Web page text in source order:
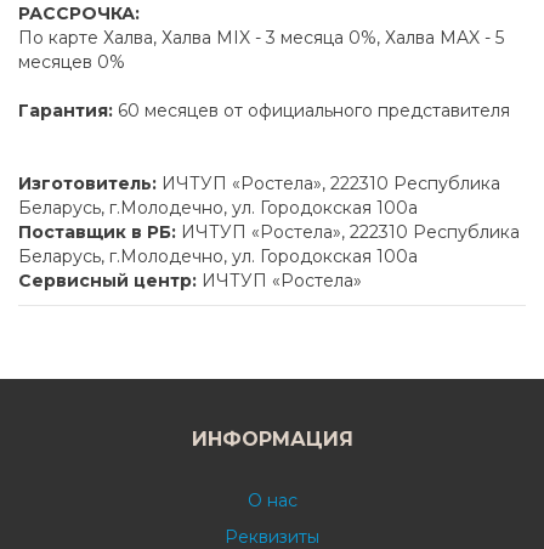
РАССРОЧКА:
По карте Халва, Халва MIX - 3 месяца 0%, Халва MAX - 5
месяцев 0%
Гарантия: 60 месяцев от официального представителя
Изготовитель: ИЧТУП «Ростела», 222310 Республика
Беларусь, г.Молодечно, ул. Городокская 100а
Поставщик в РБ: ИЧТУП «Ростела», 222310 Республика
Беларусь, г.Молодечно, ул. Городокская 100а
Сервисный центр: ИЧТУП «Ростела»
ИНФОРМАЦИЯ
О нас
Реквизиты